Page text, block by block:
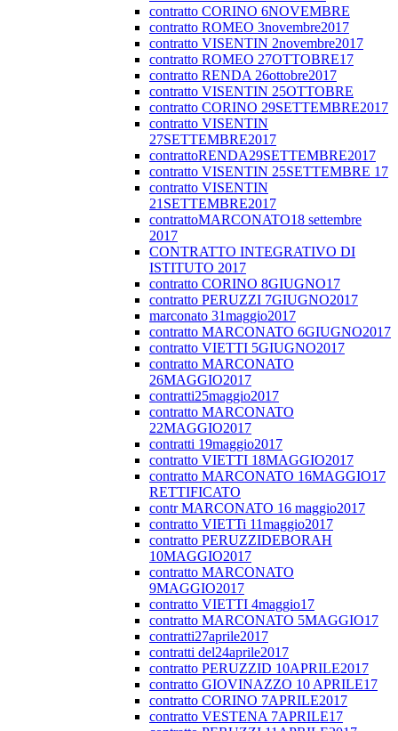
contratto CORINO 6NOVEMBRE
contratto ROMEO 3novembre2017
contratto VISENTIN 2novembre2017
contratto ROMEO 27OTTOBRE17
contratto RENDA 26ottobre2017
contratto VISENTIN 25OTTOBRE
contratto CORINO 29SETTEMBRE2017
contratto VISENTIN
27SETTEMBRE2017
contrattoRENDA29SETTEMBRE2017
contratto VISENTIN 25SETTEMBRE 17
contratto VISENTIN
21SETTEMBRE2017
contrattoMARCONATO18 settembre
2017
CONTRATTO INTEGRATIVO DI
ISTITUTO 2017
contratto CORINO 8GIUGNO17
contratto PERUZZI 7GIUGNO2017
marconato 31maggio2017
contratto MARCONATO 6GIUGNO2017
contratto VIETTI 5GIUGNO2017
contratto MARCONATO
26MAGGIO2017
contratti25maggio2017
contratto MARCONATO
22MAGGIO2017
contratti 19maggio2017
contratto VIETTI 18MAGGIO2017
contratto MARCONATO 16MAGGIO17
RETTIFICATO
contr MARCONATO 16 maggio2017
contratto VIETTi 11maggio2017
contratto PERUZZIDEBORAH
10MAGGIO2017
contratto MARCONATO
9MAGGIO2017
contratto VIETTI 4maggio17
contratto MARCONATO 5MAGGIO17
contratti27aprile2017
contratti del24aprile2017
contratto PERUZZID 10APRILE2017
contratto GIOVINAZZO 10 APRILE17
contratto CORINO 7APRILE2017
contratto VESTENA 7APRILE17